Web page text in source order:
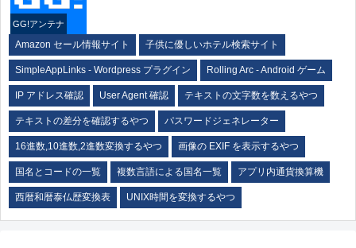
GG!アンテナ
Amazon セール情報サイト 子供に優しいホテル検索サイト
SimpleAppLinks - Wordpress プラグイン Rolling Arc - Android ゲーム
IP アドレス確認 User Agent 確認 テキストの文字数を数えるやつ
テキストの差分を確認するやつ パスワードジェネレーター
16進数,10進数,2進数変換するやつ 画像の EXIF を表示するやつ
国名とコードの一覧 複数言語による国名一覧 アプリ内通貨換算機
西暦和暦泰仏歴変換表 UNIX時間を変換するやつ